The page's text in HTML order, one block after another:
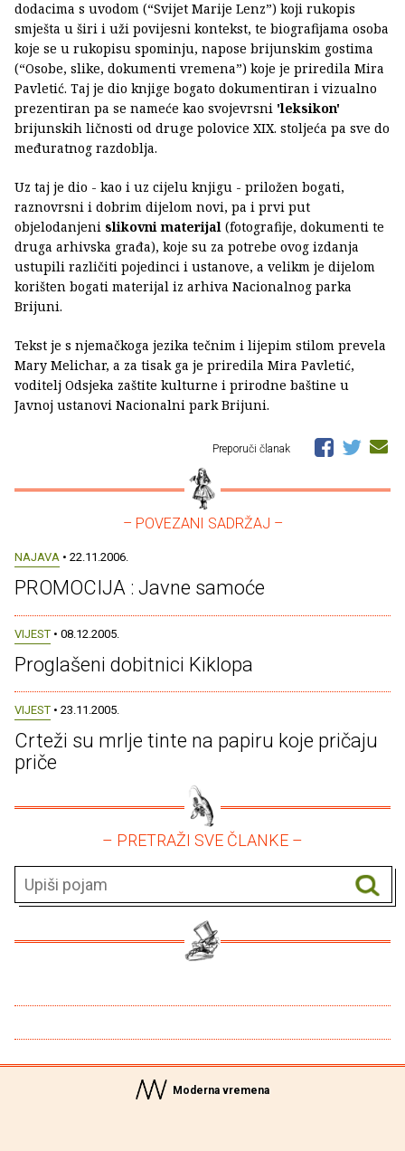
dodacima s uvodom (“Svijet Marije Lenz”) koji rukopis
smješta u širi i uži povijesni kontekst, te biografijama osoba
koje se u rukopisu spominju, napose brijunskim gostima
(“Osobe, slike, dokumenti vremena”) koje je priredila Mira
Pavletić. Taj je dio knjige bogato dokumentiran i vizualno
prezentiran pa se nameće kao svojevrsni 'leksikon'
brijunskih ličnosti od druge polovice XIX. stoljeća pa sve do
međuratnog razdoblja.
Uz taj je dio - kao i uz cijelu knjigu - priložen bogati,
raznovrsni i dobrim dijelom novi, pa i prvi put
objelodanjeni slikovni materijal (fotografije, dokumenti te
druga arhivska građa), koje su za potrebe ovog izdanja
ustupili različiti pojedinci i ustanove, a velikm je dijelom
korišten bogati materijal iz arhiva Nacionalnog parka
Brijuni.
Tekst je s njemačkoga jezika tečnim i lijepim stilom prevela
Mary Melichar, a za tisak ga je priredila Mira Pavletić,
voditelj Odsjeka zaštite kulturne i prirodne baštine u
Javnoj ustanovi Nacionalni park Brijuni.
Preporuči članak
– POVEZANI SADRŽAJ –
NAJAVA • 22.11.2006.
PROMOCIJA : Javne samoće
VIJEST • 08.12.2005.
Proglašeni dobitnici Kiklopa
VIJEST • 23.11.2005.
Crteži su mrlje tinte na papiru koje pričaju
priče
– PRETRAŽI SVE ČLANKE –
Moderna vremena